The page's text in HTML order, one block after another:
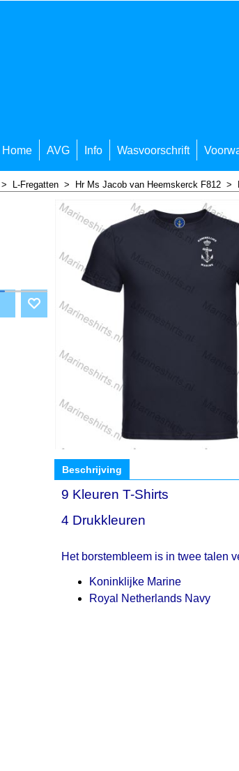
Home AVG Info Wasvoorschrift
> L-Fregatten > Hr Ms Jacob van Heemskerck F812 >
Beschrijving
9 Kleuren T-Shirts
4 Drukkleuren
Het borstembleem is in twee talen
Koninklijke Marine
Royal Netherlands Navy